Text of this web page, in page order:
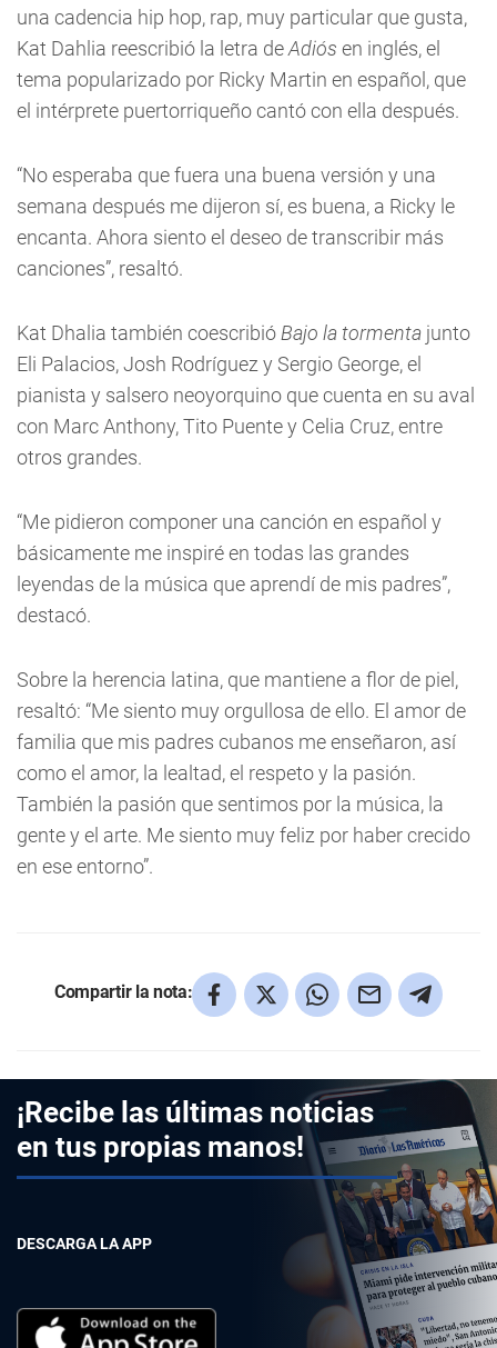
una cadencia hip hop, rap, muy particular que gusta,
Kat Dahlia reescribió la letra deAdiós en inglés, el
tema popularizado por Ricky Martin en español, que
el intérprete puertorriqueño cantó con ella después.
“No esperaba que fuera una buena versión y una
semana después me dijeron sí, es buena, a Ricky le
encanta. Ahora siento el deseo de transcribir más
canciones”, resaltó.
Kat Dhalia también coescribióBajo la tormenta junto
Eli Palacios, Josh Rodríguez y Sergio George, el
pianista y salsero neoyorquino que cuenta en su aval
con Marc Anthony, Tito Puente y Celia Cruz, entre
otros grandes.
“Me pidieron componer una canción en español y
básicamente me inspiré en todas las grandes
leyendas de la música que aprendí de mis padres”,
destacó.
Sobre la herencia latina, que mantiene a flor de piel,
resaltó: “Me siento muy orgullosa de ello. El amor de
familia que mis padres cubanos me enseñaron, así
como el amor, la lealtad, el respeto y la pasión.
También la pasión que sentimos por la música, la
gente y el arte. Me siento muy feliz por haber crecido
en ese entorno”.
Compartir la nota:
¡Recibe las últimas noticias
en tus propias manos!
DESCARGA LA APP